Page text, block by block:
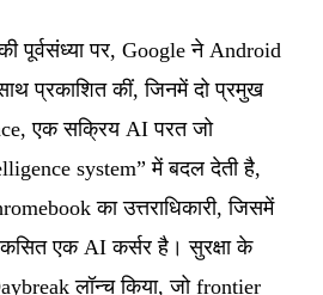
पूर्वसंध्या पर, Google ने Android
प्रकाशित कीं, जिनमें दो प्रमुख
एक सक्रिय AI परत जो
system” में बदल देती है,
का उत्तराधिकारी, जिसमें
एक AI कर्सर है। सुरक्षा के
लॉन्च किया, जो frontier